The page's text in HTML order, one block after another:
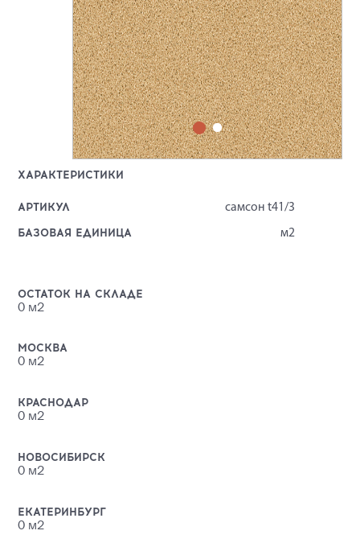
ХАРАКТЕРИСТИКИ
АРТИКУЛ
самсон t41/3
БАЗОВАЯ ЕДИНИЦА
м2
ОСТАТОК НА СКЛАДЕ
0м2
МОСКВА
0м2
КРАСНОДАР
0м2
НОВОСИБИРСК
0м2
ЕКАТЕРИНБУРГ
0м2